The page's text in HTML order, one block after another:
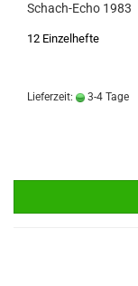
Schach-Echo 1983
12 Einzelhefte
Lieferzeit: 3-4 Tage